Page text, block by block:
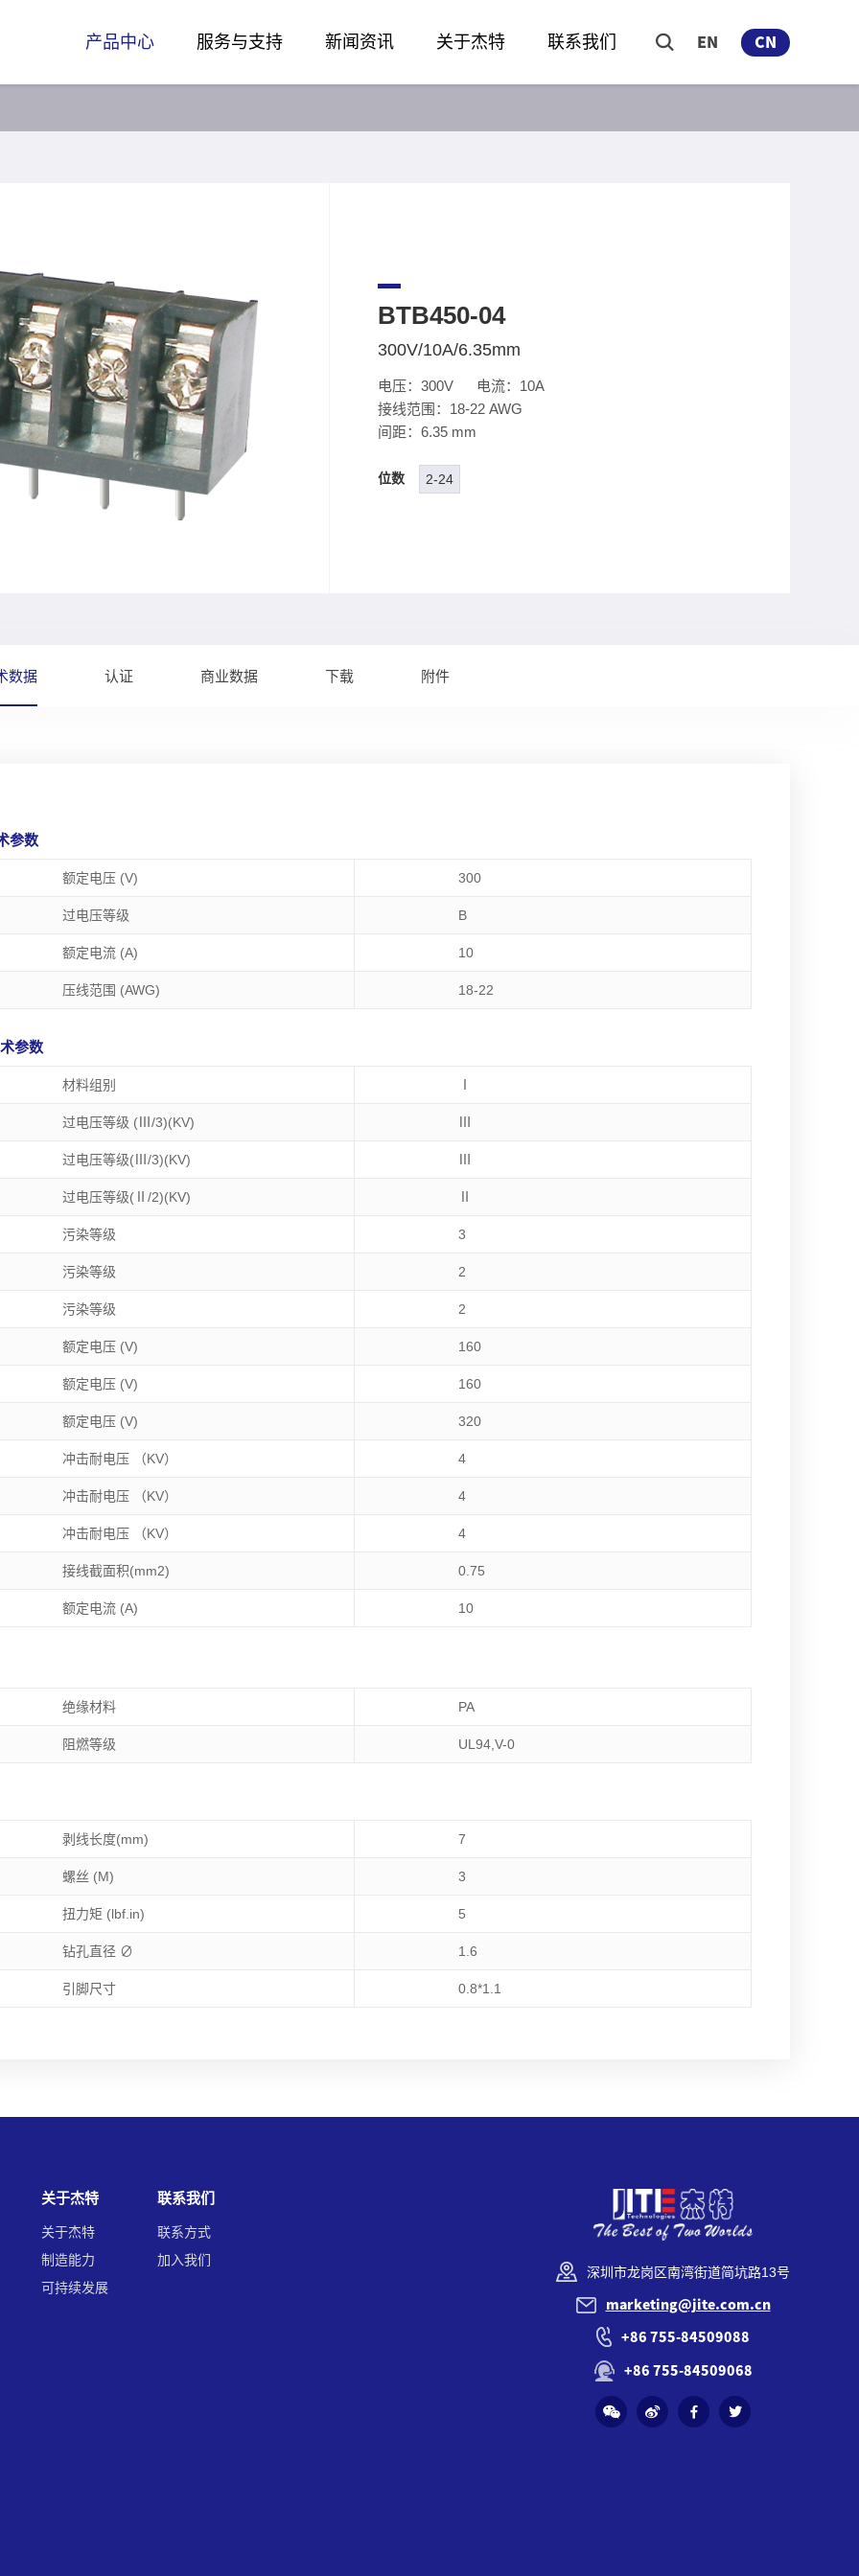
EN CN
产品中心 服务与支持 新闻资讯 关于杰特 联系我们
BTB450-04
300V/10A/6.35mm
电压：300V 电流：10A
接线范围：18-22 AWG
间距：6.35 mm
位数 2-24
数据 认证 商业数据 下载 附件
参数
额定电压 (V) 300
过电压等级 B
额定电流 (A) 10
压线范围 (AWG) 18-22
参数
材料组别
过电压等级 (Ⅲ/3)(KV)
过电压等级(Ⅲ/3)(KV)
过电压等级(Ⅱ/2)(KV)
污染等级 3
污染等级 2
污染等级 2
额定电压 (V) 160
额定电压 (V) 160
额定电压 (V) 320
冲击耐电压 （KV） 4
冲击耐电压 （KV） 4
冲击耐电压 （KV） 4
接线截面积(mm2) 0.75
额定电流 (A) 10
绝缘材料 PA
阻燃等级 UL94,V-0
剥线长度(mm) 7
螺丝 (M) 3
扭力矩 (lbf.in) 5
钻孔直径 ∅ 1.6
引脚尺寸 0.8*1.1
关于杰特
关于杰特
制造能力
可持续发展
联系我们
联系方式
加入我们
深圳市龙岗区南湾街道简坑路13号
marketing@jite.com.cn
+86 755-84509088
+86 755-84509068